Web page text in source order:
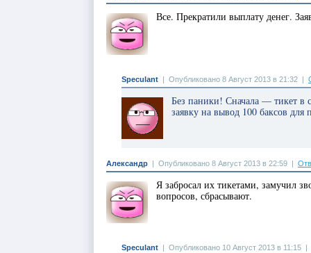
Все. Прекратили выплату денег.
Speculant | Опубликовано 8 Август 2013 в 21:32 |
Без паники! Сначала — тикет в
заявку на вывод 100 баксов
Александр | Опубликовано 8 Август 2013 в 22:59 |
Я забросал их тикетами, замучил
вопросов, сбрасывают.
Speculant | Опубликовано 10 Август 2013 в 11:15 |